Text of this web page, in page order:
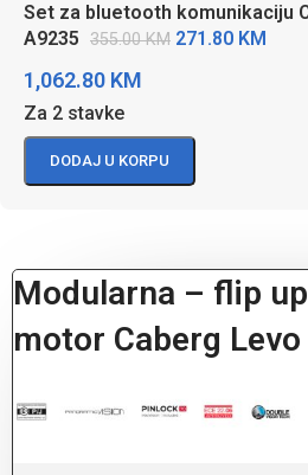
Set za bluetooth komunikaciju
A9235 355.00KM 271.80 KM
1,062.80 KM
Za 2 stavke
DODAJ U KORPU
Modularna – flip
motor Caberg Levo